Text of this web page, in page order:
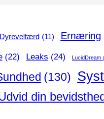
Dyrevelfærd (11) Ernæring
(22) Leaks (24) LucidDream
(130)
din